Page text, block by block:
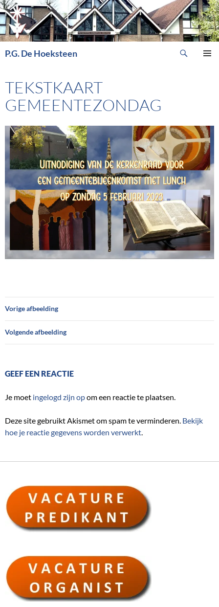
Ga
naar
de
inhoud
P.G. De Hoeksteen
TEKSTKAART
GEMEENTEZONDAG
Vorige afbeelding
Volgende afbeelding
GEEF EEN REACTIE
Je moet ingelogd zijn opom een reactie te plaatsen.
Deze site gebruikt Akismet om spam te verminderen. Bekijk
hoe je reactie gegevens worden verwerkt